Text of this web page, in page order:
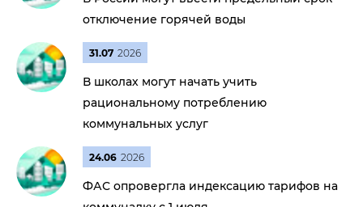
отключение горячей воды
31.07 2026
В школах могут начать учить
рациональному потреблению
коммунальных услуг
24.06 2026
ФАС опровергла индексацию тарифов на